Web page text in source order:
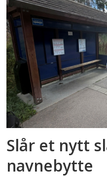
Slår et nytt
navnebytte